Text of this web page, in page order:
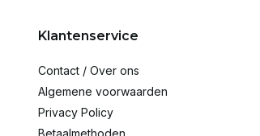
Klantenservice
Contact / Over ons
Algemene voorwaarden
Privacy Policy
Betaalmethoden